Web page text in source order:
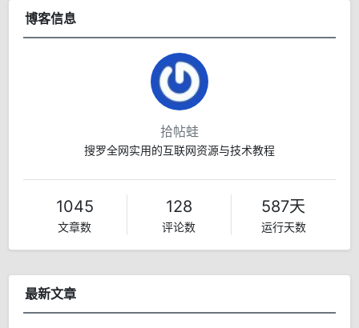
博客信息
拾帖蛙
搜罗全网实用的互联网资源与技术教程
1045
文章数
128
评论数
587天
运行天数
最新文章